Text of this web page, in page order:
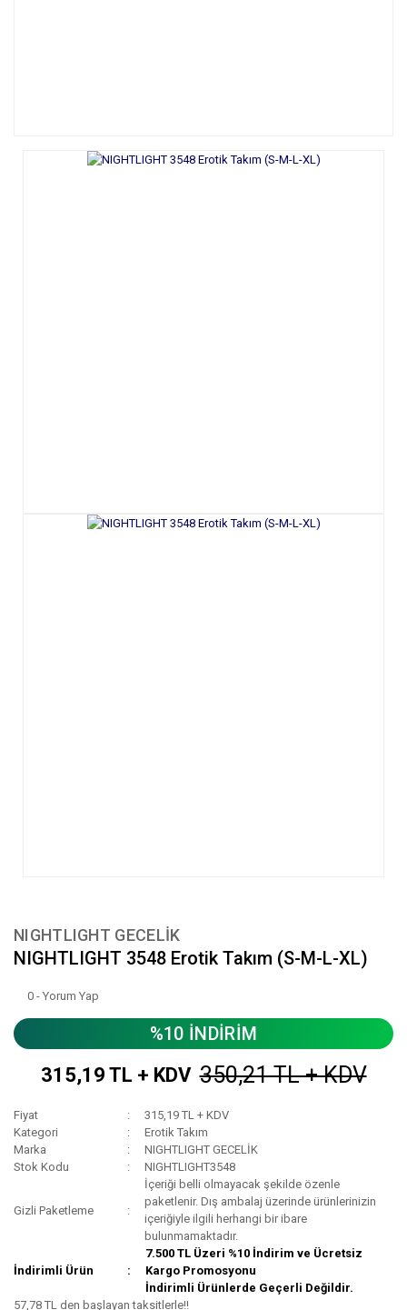
NIGHTLIGHT GECELİK
NIGHTLIGHT 3548 Erotik Takım (S-M-L-XL)
0 - Yorum Yap
%10 İNDİRİM
315,19 TL + KDV 350,21 TL + KDV
Fiyat
315,19 TL + KDV
Kategori
Erotik Takım
Marka
NIGHTLIGHT GECELİK
Stok Kodu
NIGHTLIGHT3548
Gizli Paketleme
İçeriği belli olmayacak şekilde özenle
paketlenir. Dış ambalaj üzerinde ürünlerinizin
içeriğiyle ilgili herhangi bir ibare
bulunmamaktadır.
İndirimli Ürün
7.500 TL Üzeri %10 İndirim ve Ücretsiz
Kargo Promosyonu
İndirimli Ürünlerde Geçerli Değildir.
57,78 TL den başlayan taksitlerle!!